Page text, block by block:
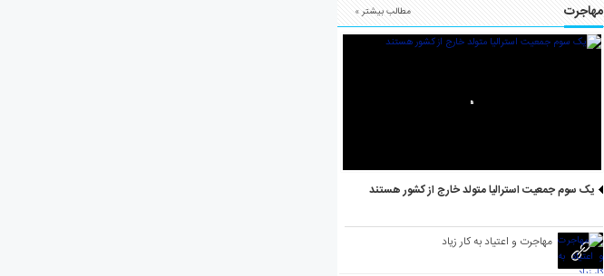
مهاجرت مطالب بیشتر »
یک سوم جمعیت استرالیا متولد خارج از کشور هستند
مهاجرت و اعتیاد به کار زیاد